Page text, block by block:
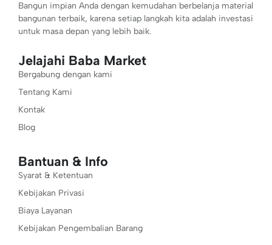
Bangun impian Anda dengan kemudahan berbelanja material
bangunan terbaik, karena setiap langkah kita adalah investasi
untuk masa depan yang lebih baik.
Jelajahi Baba Market
Bergabung dengan kami
Tentang Kami
Kontak
Blog
Bantuan & Info
Syarat & Ketentuan
Kebijakan Privasi
Biaya Layanan
Kebijakan Pengembalian Barang